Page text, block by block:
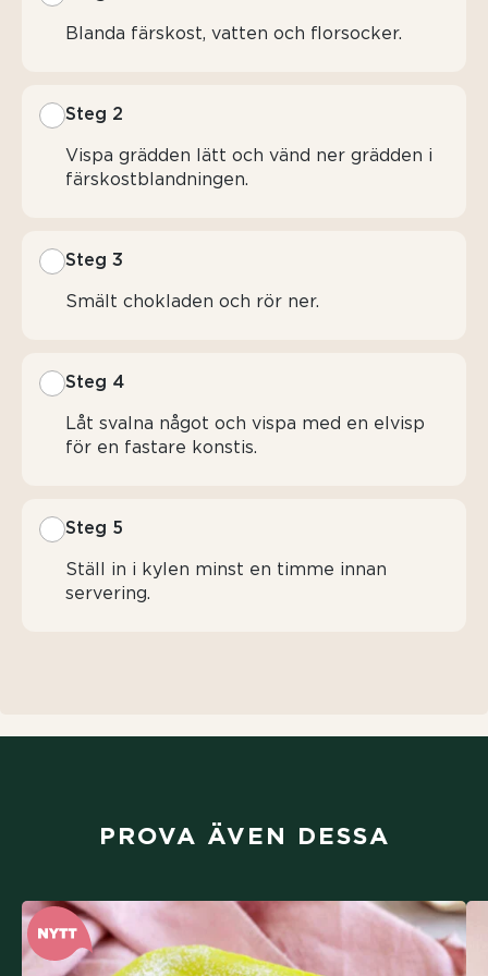
Blanda färskost, vatten och florsocker.
Steg 2
Vispa grädden lätt och vänd ner grädden i
färskostblandningen.
Steg 3
Smält chokladen och rör ner.
Steg 4
Låt svalna något och vispa med en elvisp
för en fastare konstis.
Steg 5
Ställ in i kylen minst en timme innan
servering.
PROVA ÄVEN DESSA